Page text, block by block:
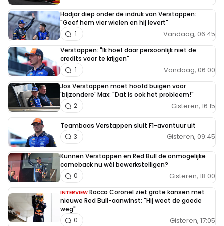
Hadjar diep onder de indruk van Verstappen:
"Geef hem vier wielen en hij levert"
Vandaag, 06:45
1
Verstappen: "Ik hoef daar persoonlijk niet de
credits voor te krijgen"
Vandaag, 06:00
1
Jos Verstappen moet hoofd buigen voor
'bijzondere' Max: "Dat is ook het probleem!"
Gisteren, 16:15
2
Teambaas Verstappen sluit F1-avontuur uit
Gisteren, 09:45
3
Kunnen Verstappen en Red Bull de onmogelijke
comeback nu wél bewerkstelligen?
Gisteren, 18:00
0
INTERVIEW Rocco Coronel ziet grote kansen met
nieuwe Red Bull-aanwinst: "Hij weet de goede
weg"
Gisteren, 17:05
0